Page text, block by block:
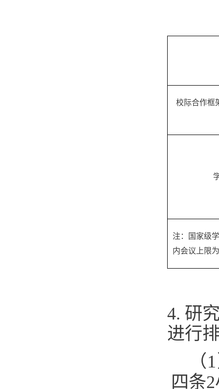
校际合作框
注：国家级
内会议上限
4. 研
进行
四条